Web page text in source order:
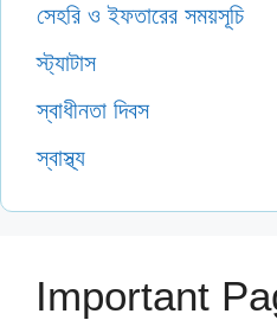
সেহরি ও ইফতারের সময়সূচি
স্ট্যাটাস
স্বাধীনতা দিবস
স্বাস্থ্য
Important